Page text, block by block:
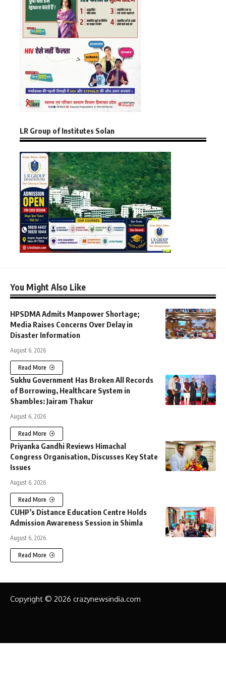
LR Group of Institutes Solan
You Might Also Like
HPSDMA Admits Manpower Shortage;
Media Raises Concerns Over Delay in
Disaster Information
August 6, 2026
Read More
Sukhu Government Has Broken All Records
of Borrowing, Healthcare System in
Shambles: Jairam Thakur
August 6, 2026
Read More
Priyanka Gandhi Reviews Himachal
Congress Organisation, Discusses Key State
Issues
August 6, 2026
Read More
CUHP’s Distance Education Centre Holds
Admission Awareness Session in Shimla
August 6, 2026
Read More
Copyright © 2026 crazynewsindia.com